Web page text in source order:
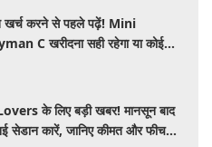
खर्च करने से पहले पढ़ें! Mini
C खरीदना सही रहेगा या कोई
के लिए बड़ी खबर! मानसून बाद
सेडान कारें, जानिए कीमत और फीचर्स